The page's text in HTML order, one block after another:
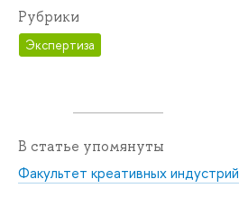
Рубрики
Экспертиза
В статье упомянуты
Факультет креативных индустрий